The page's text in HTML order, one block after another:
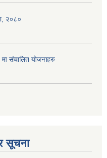
२०८०
संचालित योजनाहरु
सूचना